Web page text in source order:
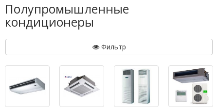
Полупромышленные
кондиционеры
Фильтр